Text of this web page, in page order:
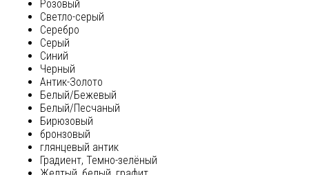
Розовый
Светло-серый
Серебро
Серый
Синий
Черный
Антик-Золото
Белый/Бежевый
Белый/Песчаный
Бирюзовый
бронзовый
глянцевый антик
Градиент, Темно-зелёный